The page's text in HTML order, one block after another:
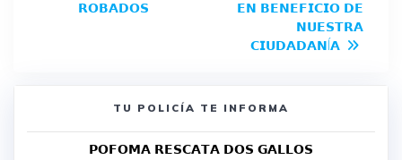
𝗥𝗢𝗕𝗔𝗗𝗢𝗦
𝗘𝗡 𝗕𝗘𝗡𝗘𝗙𝗜𝗖𝗜𝗢 𝗗𝗘
𝗡𝗨𝗘𝗦𝗧𝗥𝗔
𝗖𝗜𝗨𝗗𝗔𝗗𝗔𝗡Í𝗔
TU POLICÍA TE INFORMA
𝗣𝗢𝗙𝗢𝗠𝗔 𝗥𝗘𝗦𝗖𝗔𝗧𝗔 𝗗𝗢𝗦 𝗚𝗔𝗟𝗟𝗢𝗦